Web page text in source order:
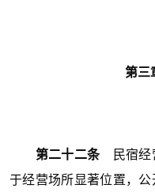
第
第二十二条
民宿
于经营场所显著位置，